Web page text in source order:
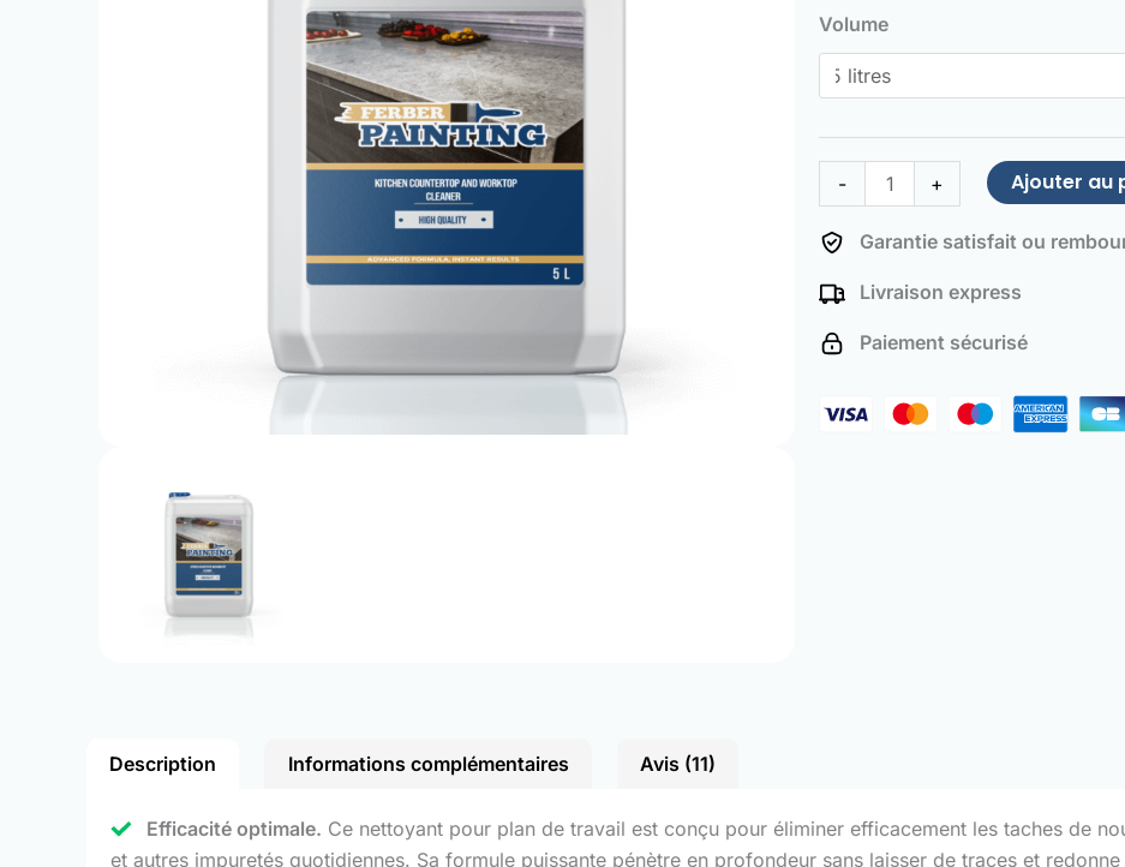
Volume
-
de
Countertop
Worktop
Cleaner
+ Ajouter au
Garantie satisfait ou
Livraison express
Paiement sécurisé
Description Informations complémentaires Avis (11)
Efficacité optimale. Ce nettoyant pour plan de travail est conçu pour éliminer efficacement les taches de
et autres impuretés quotidiennes. Sa formule puissante pénètre en profondeur sans laisser de traces et